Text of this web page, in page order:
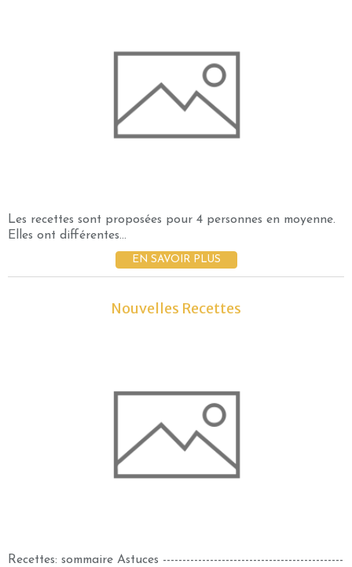
Les recettes sont proposées pour 4 personnes en moyenne.
Elles ont différentes...
EN SAVOIR PLUS
Nouvelles Recettes
Recettes: sommaire Astuces ----------------------------------------------